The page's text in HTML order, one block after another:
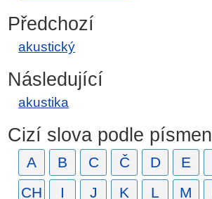
Předchozí
akustický
Následující
akustika
Cizí slova podle písmen
A B C Č D E
CH
I J K L M